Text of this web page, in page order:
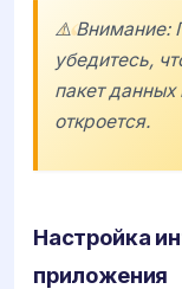
⚠️ Внимание:
убедитесь,
пакет
откроется.
Настройка
приложения